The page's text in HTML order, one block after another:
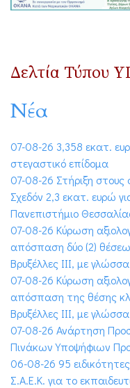
Δελτία Τύπου
Νέα
07-08-26 3,358 εκατ.
στεγαστικό επίδομα
07-08-26 Στήριξη στους
Σχεδόν 2,3 εκατ. ευρώ
Πανεπιστήμιο
07-08-26 Κύρωση
απόσπαση δύο (2)
Βρυξέλλες ΙΙΙ, με
07-08-26 Κύρωση
απόσπαση της θέσης
Βρυξέλλες ΙΙΙ, με
07-08-26 Ανάρτηση
Πινάκων Υποψήφιων
06-08-26 95
Σ.Α.Ε.Κ. για το